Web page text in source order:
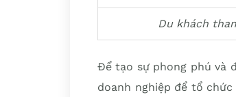
Du khách
Để tạo sự phong phú và
doanh nghiệp để tổ